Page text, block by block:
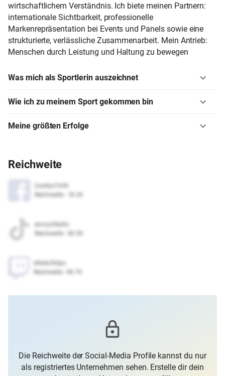
wirtschaftlichem Verständnis. Ich biete meinen Partnern:
internationale Sichtbarkeit, professionelle
Markenrepräsentation bei Events und Panels sowie eine
strukturierte, verlässliche Zusammenarbeit. Mein Antrieb:
Menschen durch Leistung und Haltung zu bewegen
Was mich als Sportlerin auszeichnet
Wie ich zu meinem Sport gekommen bin
Meine größten Erfolge
Reichweite
2od4ys7zif4
Reichweite
enncy28a0ic
Reichweite
68e4z3tdps
Reichweite
Die Reichweite der Social-Media Profile kannst du nur
als registriertes Unternehmen sehen. Erstelle dir dein